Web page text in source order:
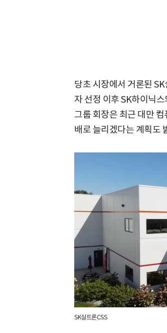
당초 시장에서 거론된
자 선정 이후 SK하이닉
그룹 회장은 최근 대만
배로 늘리겠다는 계획도
SK실트론CSS